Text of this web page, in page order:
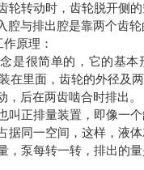
轮转动时，齿轮脱开侧
腔与排出腔是靠两个齿
原理：
是很简单的，它的基
在里面，齿轮的外径
，后在两齿啮合时排出。
叫正排量装置，即像一
据同一空间，这样，液
，泵每转一转，排出的